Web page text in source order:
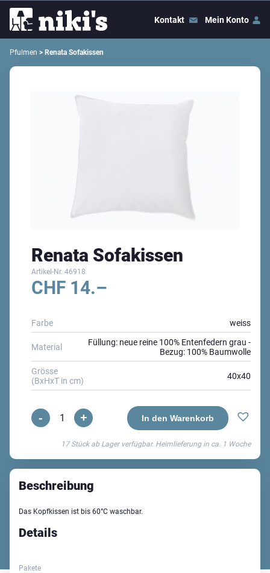
Kontakt Mein Konto
Pfulmen > Renata Sofakissen
Renata Sofakissen
Artikel-Nr. 46918
CHF 14.–
Farbe weiss
Material
Füllung: neue reine 100% Entenfedern grau -
Bezug: 100% Baumwolle
Grösse
(BxHxT in cm)
40x40
-
Renata
Menge
+ In den Warenkorb
17 Stück ab Lager verfügbar. Heimlieferung in ca. 1 Woche
Beschreibung
Das Kopfkissen ist bis 60°C waschbar.
Details
Pakete